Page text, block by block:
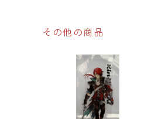
その他の商品